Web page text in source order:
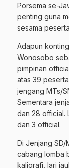
Porsema se-
penting guna
sesama
Adapun
Wonosobo
pimpinan
atas 39
jengang MTs/
Sementara
dan 28 official.
dan 3 official.
Di Jenjang SD/
cabang lomba
kaligrafi, lari